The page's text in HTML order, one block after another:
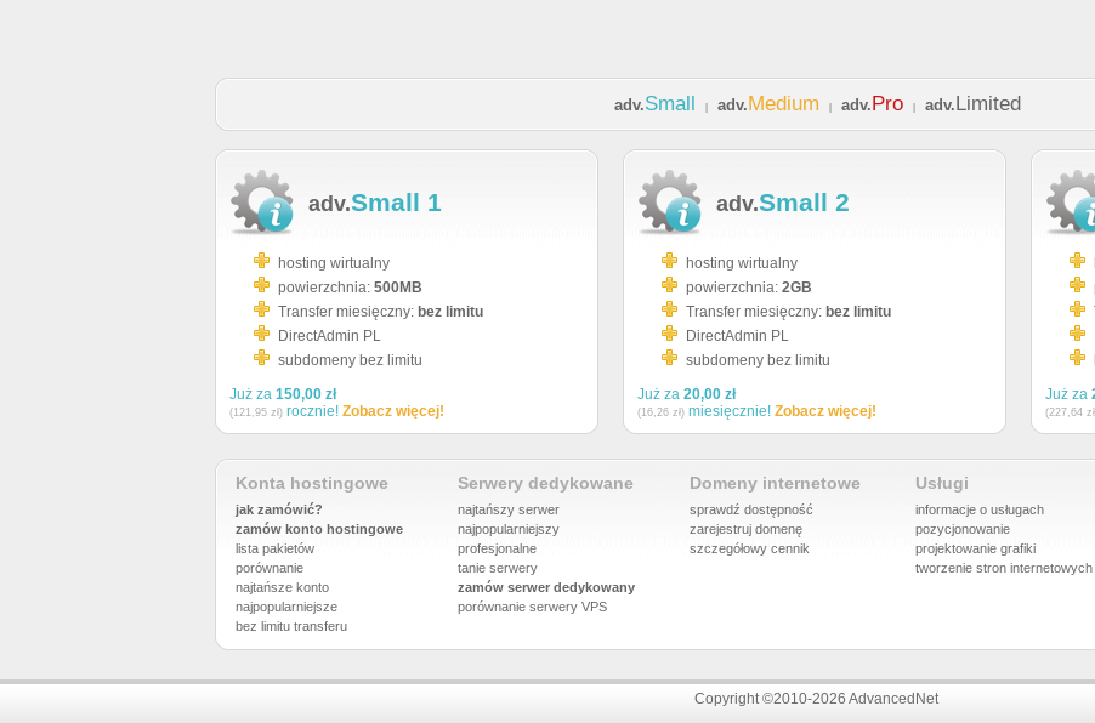
adv.Small adv.Medium adv.Pro adv.Limited
adv.Small 1
hosting wirtualny
powierzchnia: 500MB
Transfer miesięczny: bez limitu
DirectAdmin PL
subdomeny bez limitu
Już za 150,00 zł
(121,95 zł) rocznie! Zobacz więcej!
adv.Small 2
hosting wirtualny
powierzchnia: 2GB
Transfer miesięczny: bez limitu
DirectAdmin PL
subdomeny bez limitu
Już za 20,00 zł
(16,26 zł) miesięcznie! Zobacz więcej!
Już za
(227,64
Konta hostingowe
jak zamówić?
zamów konto hostingowe
lista pakietów
porównanie
najtańsze konto
najpopularniejsze
bez limitu transferu
Serwery dedykowane
najtańszy serwer
najpopularniejszy
profesjonalne
tanie serwery
zamów serwer dedykowany
porównanie serwery VPS
Domeny internetowe
sprawdź dostępność
zarejestruj domenę
szczegółowy cennik
Usługi
informacje o usługach
pozycjonowanie
projektowanie grafiki
tworzenie stron internetowych
Copyright ©2010-2026 AdvancedNet